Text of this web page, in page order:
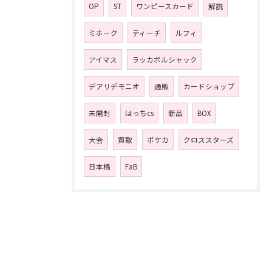
OP ST ワンピースカード 解説
ミホーク ティーチ ルフィ
アイマス ラッカボルシャック
デアリデモニオ 通販 カードショップ
未開封 はっちcs 新品 BOX
大会 買取 ポケカ クロススターズ
日本橋 FaB